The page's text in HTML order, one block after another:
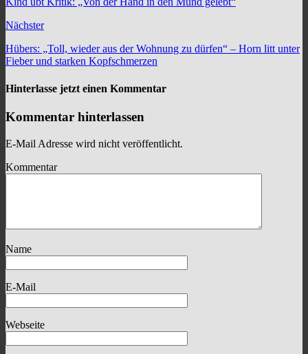
Nächster
Hübers: „Toll, wieder aus der Wohnung zu dürfen“ – Horn litt unter
Fieber und starken Kopfschmerzen
Hinterlasse jetzt einen Kommentar
Kommentar hinterlassen
E-Mail Adresse wird nicht veröffentlicht.
Kommentar
Name
E-Mail
Webseite